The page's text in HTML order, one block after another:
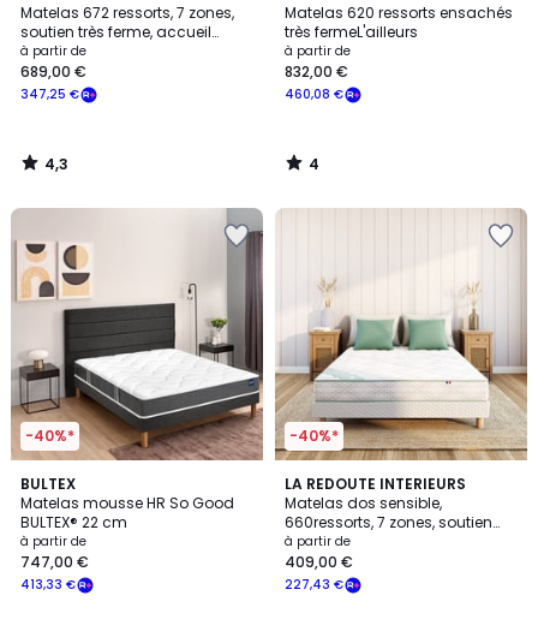
Matelas 672 ressorts, 7 zones,
soutien très ferme, accueil
moelleux
à partir de
347,25 €
689,00 €
/ 5
4,3
/
Matelas 620 ressorts ensachés
très fermeL'ailleurs
à partir de
460,08 €
832,00 €
/
5
4
/
-40%*
BULTEX
Matelas mousse HR So Good
BULTEX® 22 cm
à partir de
413,33 €
747,00 €
4,5
/ 5
-40%*
LA REDOUTE INTERIEURS
Matelas dos sensible,
660ressorts, 7 zones, soutien
très ferme, accueil moelleux
à partir de
227,43 €
409,00 €
4
/
5